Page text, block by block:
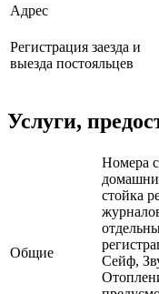
Адрес
Регистрация заезда и
выезда постояльцев
Услуги,
Общие
Номера
стойка
Сейф,